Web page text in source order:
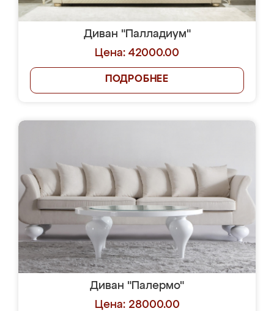
Диван "Палладиум"
Цена: 42000.00
ПОДРОБНЕЕ
Диван "Палермо"
Цена: 28000.00